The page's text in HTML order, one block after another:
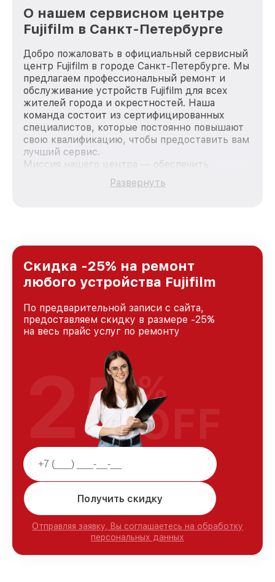
О нашем сервисном центре
Fujifilm в Санкт-Петербурге
Добро пожаловать в официальный сервисный
центр Fujifilm в городе Санкт-Петербурге. Мы
предлагаем профессиональный ремонт и
обслуживание устройств Fujifilm для всех
жителей города и окрестностей. Наша
команда состоит из сертифицированных
специалистов, которые постоянно повышают
свою квалификацию, чтобы предоставить вам
лучший сервис.
Миссия нашего центра — обеспечить
качественный и доступный ремонт для
каждого пользователя продукции Fujifilm, вне
Санкт-Петербурге, постоянно повышая
уровень доверия и лояльности наших
клиентов.
Развернуть
Скидка -25% на ремонт
любого устройства Fujifilm
По предварительной записи с сайта,
предоставляем скидку в размере -25%
на весь прайс услуг по ремонту
Получить скидку
Отправляя заявку, Вы соглашаетесь на обработку
персональных данных
25%
OFF